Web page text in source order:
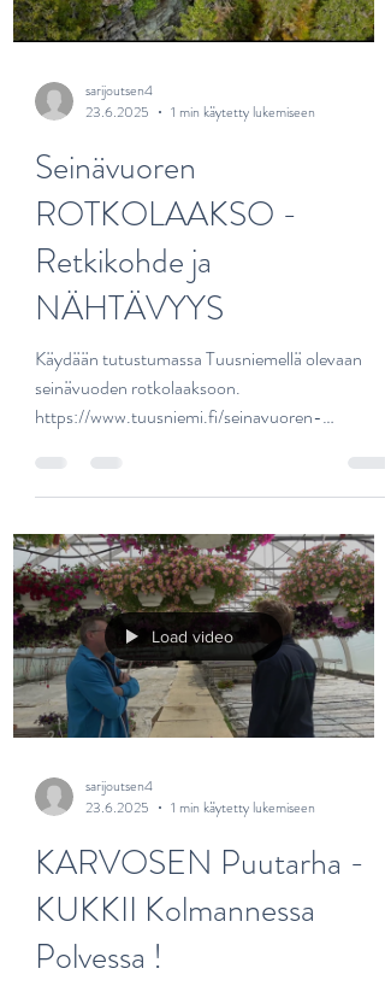
sarijoutsen4
23.6.2025
1 min käytetty lukemiseen
Seinävuoren
ROTKOLAAKSO -
Retkikohde ja
NÄHTÄVYYS
Käydään tutustumassa Tuusniemellä olevaan
seinävuoden rotkolaaksoon.
https://www.tuusniemi.fi/seinavuoren-
rotkolaakso ,...
sarijoutsen4
23.6.2025
1 min käytetty lukemiseen